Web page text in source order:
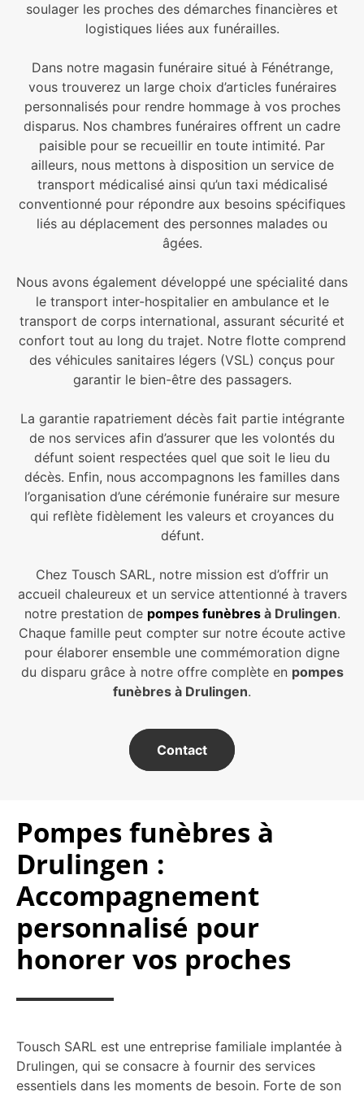
soulager les proches des démarches financières et
logistiques liées aux funérailles.
Dans notre magasin funéraire situé à Fénétrange,
vous trouverez un large choix d’articles funéraires
personnalisés pour rendre hommage à vos proches
disparus. Nos chambres funéraires offrent un cadre
paisible pour se recueillir en toute intimité. Par
ailleurs, nous mettons à disposition un service de
transport médicalisé ainsi qu’un taxi médicalisé
conventionné pour répondre aux besoins spécifiques
liés au déplacement des personnes malades ou
âgées.
Nous avons également développé une spécialité dans
le transport inter-hospitalier en ambulance et le
transport de corps international, assurant sécurité et
confort tout au long du trajet. Notre flotte comprend
des véhicules sanitaires légers (VSL) conçus pour
garantir le bien-être des passagers.
La garantie rapatriement décès fait partie intégrante
de nos services afin d’assurer que les volontés du
défunt soient respectées quel que soit le lieu du
décès. Enfin, nous accompagnons les familles dans
l’organisation d’une cérémonie funéraire sur mesure
qui reflète fidèlement les valeurs et croyances du
défunt.
Chez Tousch SARL, notre mission est d’offrir un
accueil chaleureux et un service attentionné à travers
notre prestation de pompes funèbresà Drulingen.
Chaque famille peut compter sur notre écoute active
pour élaborer ensemble une commémoration digne
du disparu grâce à notre offre complète en pompes
funèbres à Drulingen.
Contact
Pompes funèbres à
Drulingen :
Accompagnement
personnalisé pour
honorer vos proches
Tousch SARL est une entreprise familiale implantée à
Drulingen, qui se consacre à fournir des services
essentiels dans les moments de besoin. Forte de son